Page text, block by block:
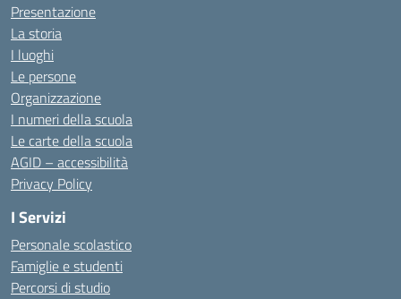
Presentazione
La storia
I luoghi
Le persone
Organizzazione
I numeri della scuola
Le carte della scuola
AGID – accessibilità
Privacy Policy
I Servizi
Personale scolastico
Famiglie e studenti
Percorsi di studio